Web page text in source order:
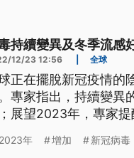
持續變異及冬季流感
12/23 12:56 全球
正在擺脫新冠疫情的
專家指出，持續變異
展望2023年，專家
2023年 增加 新冠病毒